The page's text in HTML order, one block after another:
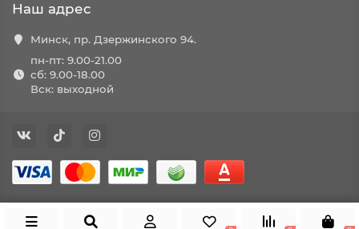
Наш адрес
Минск, пр. Дзержинского 94.
пн-пт: 9.00-21.00
сб: 9.00-18.00
Вск: выходной